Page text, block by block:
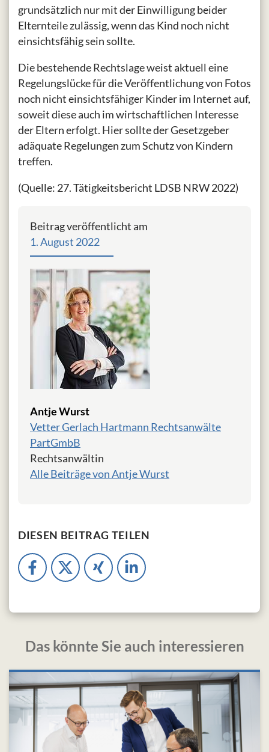
grundsätzlich nur mit der Einwilligung beider
Elternteile zulässig, wenn das Kind noch nicht
einsichtsfähig sein sollte.
Die bestehende Rechtslage weist aktuell eine
Regelungslücke für die Veröffentlichung von Fotos
noch nicht einsichtsfähiger Kinder im Internet auf,
soweit diese auch im wirtschaftlichen Interesse
der Eltern erfolgt. Hier sollte der Gesetzgeber
adäquate Regelungen zum Schutz von Kindern
treffen.
(Quelle: 27. Tätigkeitsbericht LDSB NRW 2022)
Beitrag veröffentlicht am
1. August 2022
Antje Wurst
Vetter Gerlach Hartmann Rechtsanwälte
PartGmbB
Rechtsanwältin
Alle Beiträge von Antje Wurst
DIESEN BEITRAG TEILEN
Das könnte Sie auch interessieren